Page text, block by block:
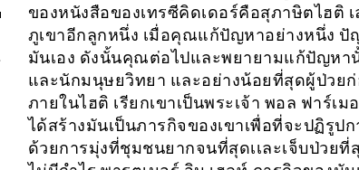
ของหนังสือของเทรซีคิดเดอร์คือสุภาษิตไฮติ
ภูเขาอีกลูกหนึ่ง เมื่อคุณแก้ปัญหาอย่างหนึ่ง ปั
มันเอง ดังนั้นคุณต่อไปและพยายามแก้ปัญหา
และนักมนุษยวิทยา และอย่างน้อยที่สุดผู้ป่วย
ภายในไฮติ เรียกเขาเป็นพระเจ้า พอล ฟาร์เ
ได้สร้างมันเป็นภารกิจของเขาเพื่อที่จะปฏิรู
ด้วยการมุ่งที่ชุมชนยากจนที่สุดเเละเจ็บป่วยที่